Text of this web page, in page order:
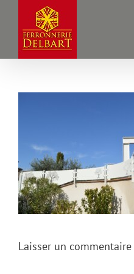
contenu
Laisser un commentaire